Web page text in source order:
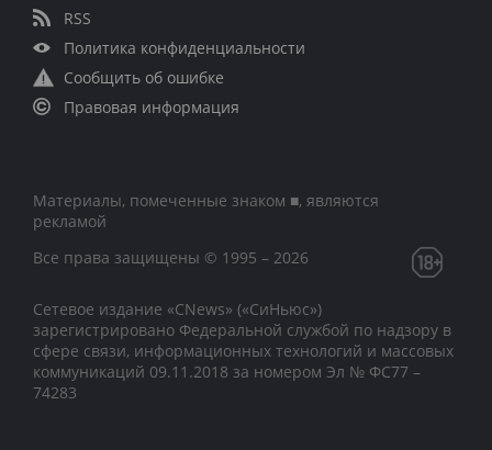
RSS
Политика конфиденциальности
Сообщить об ошибке
Правовая информация
Материалы, помеченные знаком ■, являются
рекламой
Все права защищены © 1995 – 2026
Сетевое издание «CNews» («СиНьюс»)
зарегистрировано Федеральной службой по надзору в
сфере связи, информационных технологий и массовых
коммуникаций 09.11.2018 за номером Эл № ФС77 –
74283